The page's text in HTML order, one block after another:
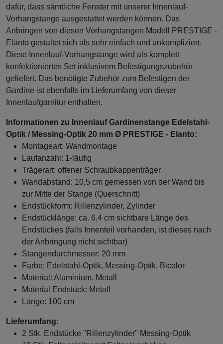
dafür, dass sämtliche Fenster mit unserer Innenlauf-
Vorhangstange ausgestattet werden können. Das
Anbringen von diesen Vorhangstangen Modell PRESTIGE -
Elanto gestaltet sich als sehr einfach und unkompliziert.
Diese Innenlauf-Vorhangstange wird als komplett
konfektioniertes Set inklusivem Befestigungszubehör
geliefert. Das benötigte Zubehör zum Befestigen der
Gardine ist ebenfalls im Lieferumfang von dieser
Innenlaufgarnitur enthalten.
Informationen zu Innenlauf Gardinenstange Edelstahl-
Optik / Messing-Optik 20 mm Ø PRESTIGE - Elanto:
Montageart: Wandmontage
Laufanzahl: 1-läufig
Trägerart: offener Schraubkappenträger
Wandabstand: 10,5 cm gemessen von der Wand bis
zur Mitte der Stange (Querschnitt)
Endstückform: Rillenzylinder, Zylinder
Endstücklänge: ca. 6,4 cm sichtbare Länge des
Endstückes (falls Innenteil vorhanden, ist dieses nach
der Anbringung nicht sichtbar)
Stangendurchmesser: 20 mm
Farbe: Edelstahl-Optik, Messing-Optik, Bicolor
Material: Aluminium, Metall
Material Endstück: Metall
Länge: 100 cm
Lieferumfang:
2 Stk. Endstücke "Rillenzylinder" Messing-Optik